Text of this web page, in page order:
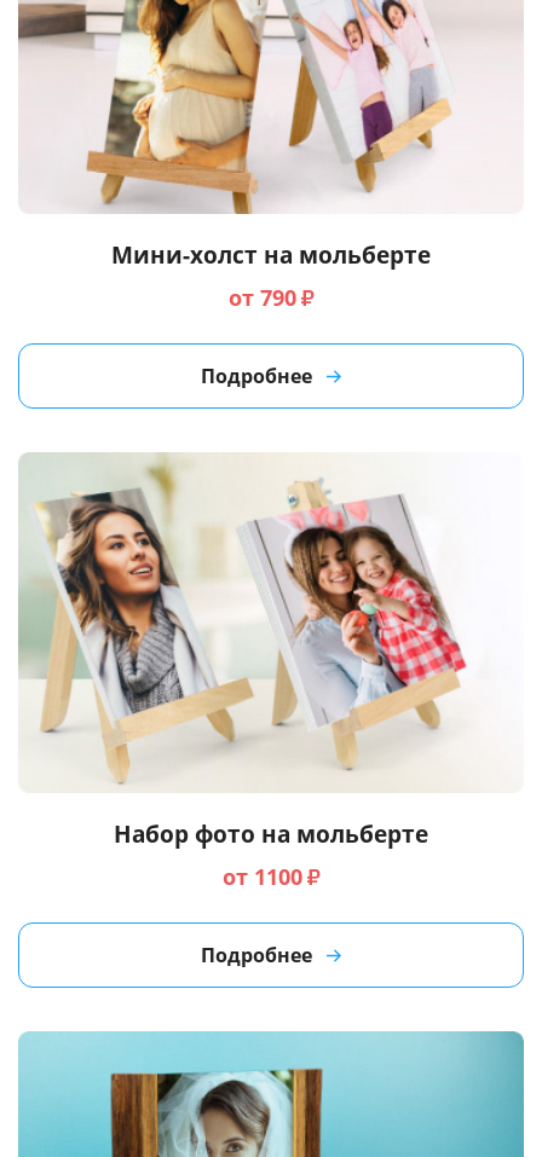
Мини-холст на мольберте
от 790₽
Подробнее
Набор фото на мольберте
от 1100₽
Подробнее